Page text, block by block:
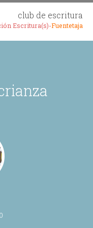
club de escritura
Escritura(s)-Fuentetaja